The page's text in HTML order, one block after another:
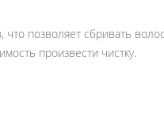
позволяет сбривать
произвести чистку.